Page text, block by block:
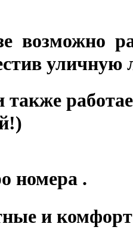
возможно
также
номера .
и